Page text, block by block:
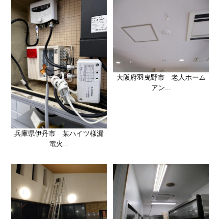
兵庫県伊丹市 某ハイツ様漏
電火...
大阪府羽曳野市 老人ホーム
アン...